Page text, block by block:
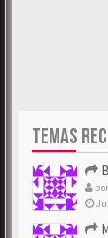
TEMAS
por